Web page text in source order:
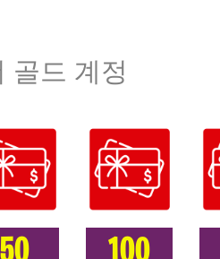
골드 계정